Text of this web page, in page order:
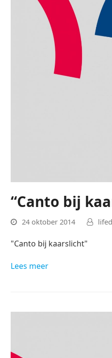
“Canto bij
24 oktober 2014
"Canto bij kaarslicht"
Lees meer